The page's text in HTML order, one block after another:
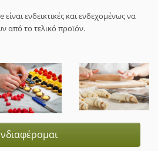
ενδεικτικές και ενδεχομένως να
από το τελικό προϊόν.